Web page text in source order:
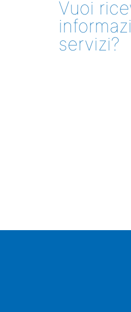
Vuoi
servizi?